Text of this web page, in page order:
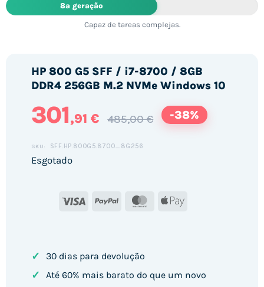
8ª geração
Capaz de tareas complejas.
HP 800 G5 SFF / i7-8700 / 8GB
DDR4 256GB M.2 NVMe Windows 10
301,91 € 485,00 € -38%
SKU: SFF.HP.800G5.8700_8G256
Esgotado
Visa PayPal MasterCard
Apple
✓ 30 dias para devolução
✓ Até 60% mais barato do que um novo